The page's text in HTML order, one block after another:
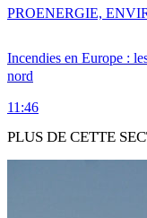
Incendies en Europe :
nord
11:46
PROENERGIE,
PLUS DE CETTE